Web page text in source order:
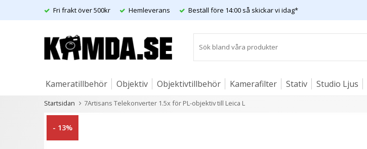
Fri frakt över 500kr Hemleverans Beställ före 14:00 så skickar vi idag*
Kameratillbehör Objektiv Objektivtillbehör Kamerafilter Stativ Studio Ljus
Artiklar
Startsidan 7Artisans Telekonverter 1.5x för PL-objektiv till Leica L
Andra kunder köpte även
- 13%